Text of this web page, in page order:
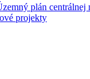
plán centrálnej
projekty